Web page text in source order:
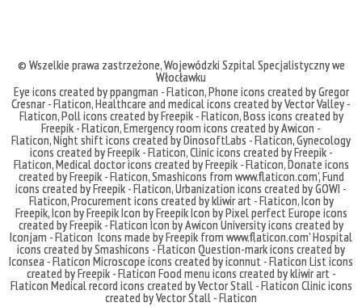
© Wszelkie prawa zastrzeżone,Wojewódzki Szpital Specjalistyczny we
Włocławku
Eye icons created by ppangman - Flaticon,Phone icons created by Gregor
Cresnar - Flaticon,Healthcare and medical icons created by Vector Valley -
Flaticon,Poll icons created by Freepik - Flaticon,Boss icons created by
Freepik - Flaticon,Emergency room icons created by Awicon -
Flaticon,Night shift icons created by DinosoftLabs - Flaticon,Gynecology
icons created by Freepik - Flaticon,Clinic icons created by Freepik -
Flaticon,Medical doctor icons created by Freepik - Flaticon,Donate icons
created by Freepik - Flaticon,Smashicons from www.flaticon.com',Fund
icons created by Freepik - Flaticon,Urbanization icons created by GOWI -
Flaticon,Procurement icons created by kliwir art - Flaticon,Icon by
Freepik,Icon by FreepikIcon by FreepikIcon by Pixel perfectEurope icons
created by Freepik - Flaticon Icon by Awicon University icons created by
Iconjam - Flaticon Icons made byFreepik from www.flaticon.com'Hospital
icons created by Smashicons - Flaticon Question-mark icons created by
Iconsea - Flaticon Microscope icons created by iconnut - Flaticon List icons
created by Freepik - Flaticon Food menu icons created by kliwir art -
Flaticon Medical record icons created by Vector Stall - Flaticon Clinic icons
created by Vector Stall - Flaticon